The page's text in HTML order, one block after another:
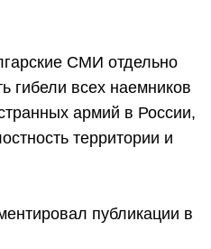
СМИ отдельно
гибели всех наемников
армий в России,
территории и
публикации в